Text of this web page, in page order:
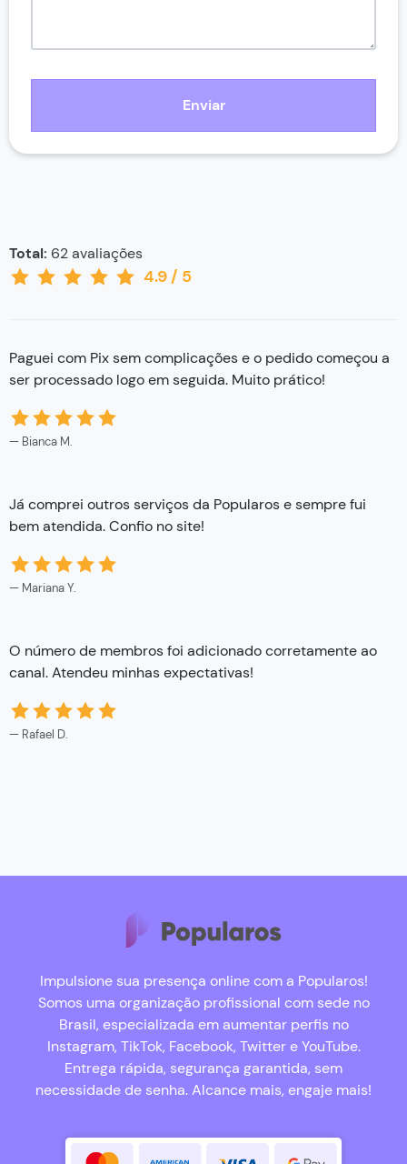
Enviar
4.9 / 5
Total: 62avaliações
Paguei com Pix sem complicações e o pedido começou a
ser processado logo em seguida. Muito prático!
Bianca M.
Já comprei outros serviços da Popularos e sempre fui
bem atendida. Confio no site!
Mariana Y.
O número de membros foi adicionado corretamente ao
canal. Atendeu minhas expectativas!
Rafael D.
Impulsione sua presença online com a Popularos!
Somos uma organização profissional com sede no
Brasil, especializada em aumentar perfis no
Instagram, TikTok, Facebook, Twitter e YouTube.
Entrega rápida, segurança garantida, sem
necessidade de senha. Alcance mais, engaje mais!